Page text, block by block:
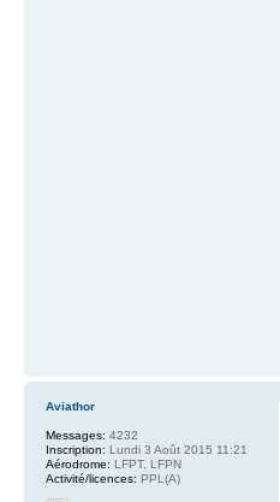
Aviathor
Messages: 4232
Inscription: Lundi 3 Août 2015 11:21
Aérodrome: LFPT, LFPN
Activité/licences: PPL(A)